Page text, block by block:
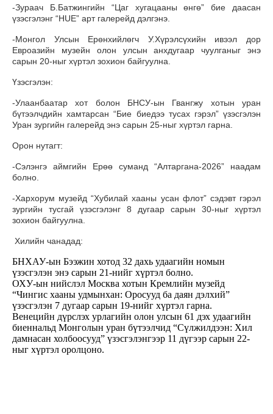
-Зураач Б.Батжингийн “Цаг хугацааны өнгө” бие даасан
үзэсгэлэнг “HUE” арт галерейд дэлгэнэ.
-Монгол Улсын Ерөнхийлөгч У.Хүрэлсүхийн ивээл дор
Евроазийн музейн олон улсын анхдугаар чуулганыг энэ
сарын 20-ныг хүртэл зохион байгуулна.
Үзэсгэлэн:
-Улаанбаатар хот болон БНСУ-ын Гвангжу хотын уран
бүтээлчдийн хамтарсан “Бие биедээ тусах гэрэл” үзэсгэлэн
Уран зургийн галерейд энэ сарын 25-ныг хүртэл гарна.
Орон нутагт:
-Сэлэнгэ аймгийн Ерөө суманд “Алтаргана-2026” наадам
болно.
-Хархорум музейд “Хубилай хааны усан флот” сэдэвт гэрэл
зургийн тусгай үзэсгэлэнг 8 дугаар сарын 30-ныг хүртэл
зохион байгуулна.
Хилийн чанадад:
БНХАУ-ын Бээжин хотод 32 дахь удаагийн номын
үзэсгэлэн энэ сарын 21-нийг хүртэл болно.
ОХУ-ын нийслэл Москва хотын Кремлийн музейд
“Чингис хааны удмынхан: Оросууд ба даян дэлхий”
үзэсгэлэн 7 дугаар сарын 19-нийг хүртэл гарна.
Венецийн дүрслэх урлагийн олон улсын 61 дэх удаагийн
биеннальд Монголын уран бүтээлчид “Сүлжилдээн: Хил
дамнасан холбоосууд” үзэсгэлэнгээр 11 дүгээр сарын 22-
ныг хүртэл оролцоно.